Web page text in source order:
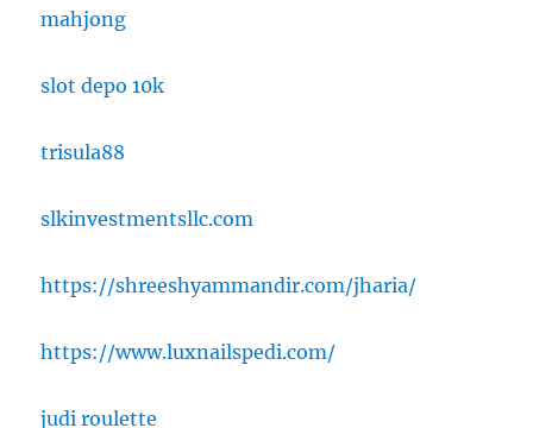
mahjong
slot depo 10k
trisula88
slkinvestmentsllc.com
https://shreeshyammandir.com/jharia/
https://www.luxnailspedi.com/
judi roulette